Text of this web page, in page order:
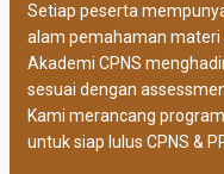
Setiap peserta
alam pemahaman materi
Akademi CPNS
sesuai dengan
Kami merancang
untuk siap lulus CPNS &